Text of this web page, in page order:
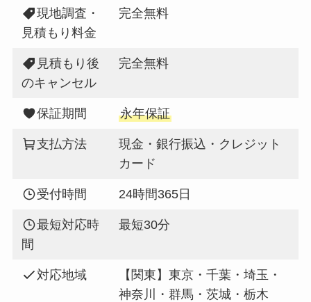
現地調査・
見積もり料金
完全無料
見積もり後
のキャンセル
完全無料
保証期間 永年保証
支払方法
現金・銀行振込・クレジット
カード
受付時間 24時間365日
最短対応時
間
最短30分
対応地域
【関東】東京・千葉・埼玉・
神奈川・群馬・茨城・栃木